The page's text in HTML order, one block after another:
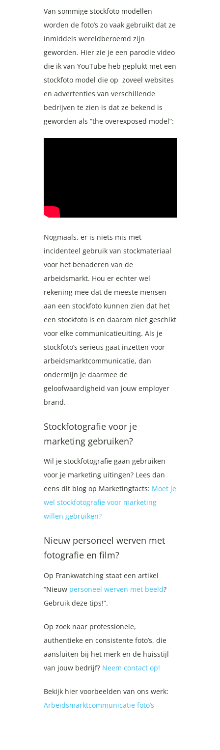
Van sommige stockfoto modellen
worden de foto’s zo vaak gebruikt dat ze
inmiddels wereldberoemd zijn
geworden. Hier zie je een parodie video
die ik van YouTube heb geplukt met een
stockfoto model die op zoveel websites
en advertenties van verschillende
bedrijven te zien is dat ze bekend is
geworden als “the overexposed model”:
Nogmaals, er is niets mis met
incidenteel gebruik van stockmateriaal
voor het benaderen van de
arbeidsmarkt. Hou er echter wel
rekening mee dat de meeste mensen
aan een stockfoto kunnen zien dat het
een stockfoto is en daarom niet geschikt
voor elke communicatieuiting. Als je
stockfoto’s serieus gaat inzetten voor
arbeidsmarktcommunicatie, dan
ondermijn je daarmee de
geloofwaardigheid van jouw employer
brand.
Stockfotografie voor je
marketing gebruiken?
Wil je stockfotografie gaan gebruiken
voor je marketing uitingen? Lees dan
eens dit blog op Marketingfacts: Moet je
wel stockfotografie voor marketing
willen gebruiken?
Nieuw personeel werven met
fotografie en film?
Op Frankwatching staat een artikel
“Nieuw personeel werven met beeld?
Gebruik deze tips!”.
Op zoek naar professionele,
authentieke en consistente foto’s, die
aansluiten bij het merk en de huisstijl
van jouw bedrijf? Neem contact op!
Bekijk hier voorbeelden van ons werk:
Arbeidsmarktcommunicatie foto’s